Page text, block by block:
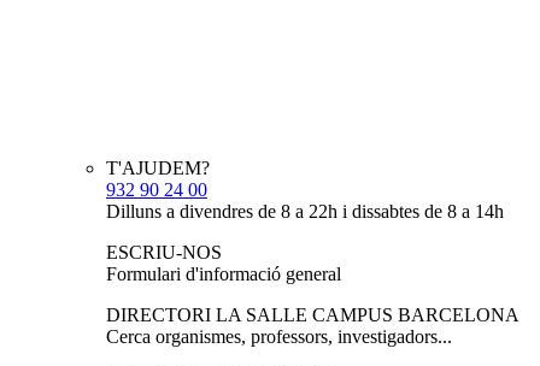
T'AJUDEM?
932 90 24 00
Dilluns a divendres de 8 a 22h i dissabtes de 8 a 14h
ESCRIU-NOS
Formulari d'informació general
DIRECTORI LA SALLE CAMPUS BARCELONA
Cerca organismes, professors, investigadors...